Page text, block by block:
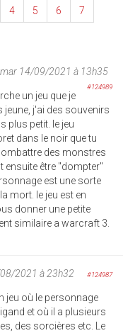
4 5 6 7
14/09/2021 à 13h35
#124989
un jeu que je
j'ai des souvenirs
plus petit. le jeu
dans le noir que tu
des monstres
ensuite être "dompter"
est une sorte
mort. le jeu est en
donner une petite
similaire a warcraft 3.
2021 à 23h32 #124987
jeu où le personnage
et où il a plusieurs
des sorcières etc. Le